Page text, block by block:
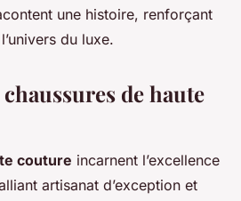
une histoire, renforçant
du luxe.
de haute
couture incarnent l’excellence
artisanat d’exception et